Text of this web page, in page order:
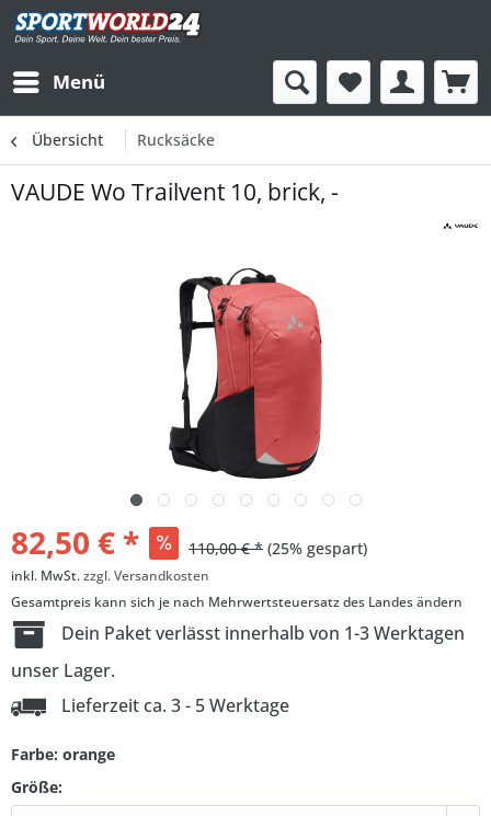
Menü
Übersicht Rucksäcke
VAUDE Wo Trailvent 10, brick, -
82,50 € * 110,00 € * (25% gespart)
inkl. MwSt.zzgl. Versandkosten
Gesamtpreis kann sich je nach Mehrwertsteuersatz des Landes ändern
Dein Paket verlässt innerhalb von 1-3 Werktagen
unser Lager.
Lieferzeit ca. 3 - 5 Werktage
Farbe: orange
Größe: